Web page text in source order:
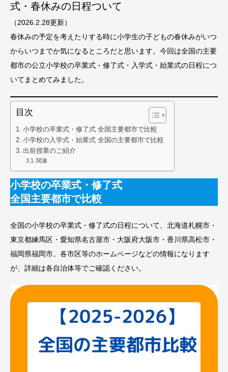
式・春休みの日程ついて
（2026.2.28更新）
春休みの予定を考えたりする時に小学生の子どもの春休みがいつ
からいつまでか気になるところだと思います。今回は全国の主要
都市の公立小学校の卒業式・修了式・入学式・始業式の日程につ
いてまとめてみました。
目次
小学校の卒業式・修了式 全国主要都市で比較
小学校の入学式・始業式 全国の主要都市で比較
出前授業のご紹介
関連
小学校の卒業式・修了式
全国主要都市で比較
全国の小学校の卒業式・修了式の日程について、北海道札幌市・
東京都練馬区・愛知県名古屋市・大阪府大阪市・香川県高松市・
福岡県福岡市。各市区等のホームページなどの情報になります
が、詳細は各自治体等でご確認ください。